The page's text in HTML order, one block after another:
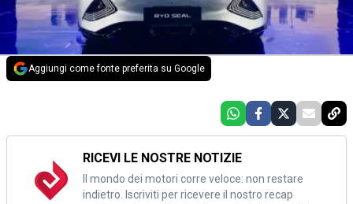
Aggiungi come fonte preferita su Google
RICEVI LE NOSTRE NOTIZIE
Il mondo dei motori corre veloce: non restare
indietro. Iscriviti per ricevere il nostro recap